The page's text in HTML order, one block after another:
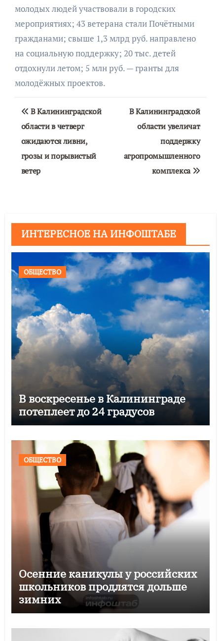
молодых людей участвовали в городских
мероприятиях; 43 ветерана стали Почётными
гражданами; свыше 1,3 млрд руб. направлено
на социальную поддержку; 20 тыс. детей
отдохнули летом; 5 млн руб. — гранты для
молодёжных проектов.
Навигация
по
записям
В Калининградской
области в четверг
ожидаются ливни,
грозы и порывистый
ветер
В Калининградской
области увеличат
поддержку
агропромышленного
комплекса
ИНТЕРЕСНОЕ НА ИНФОШТАБЕ
ОБЩЕСТВО
В воскресенье в Калининграде
потеплеет до 24 градусов
ОБЩЕСТВО
Осенние каникулы у российских
школьников продлятся дольше
зимних